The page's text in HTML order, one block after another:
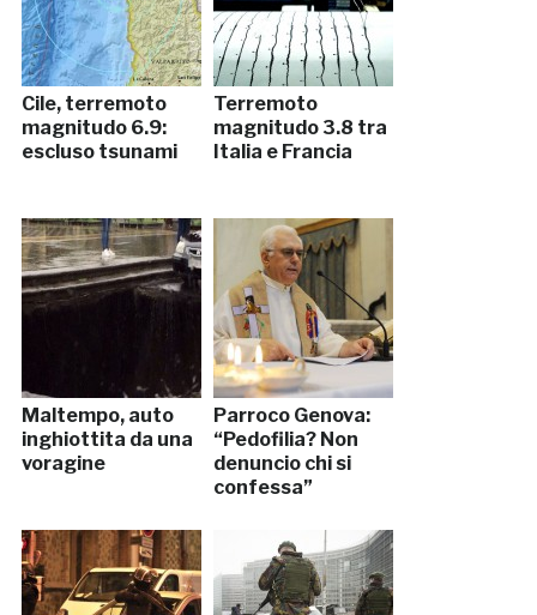
Cile, terremoto
magnitudo 6.9:
escluso tsunami
Terremoto
magnitudo 3.8 tra
Italia e Francia
Maltempo, auto
inghiottita da una
voragine
Parroco Genova:
“Pedofilia? Non
denuncio chi si
confessa”